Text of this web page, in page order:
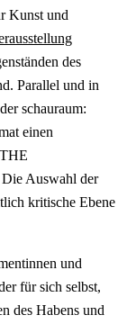
Kunst und
des
Parallel und in
schauraum:
einen
Auswahl der
kritische Ebene
und
für sich selbst,
des Habens und